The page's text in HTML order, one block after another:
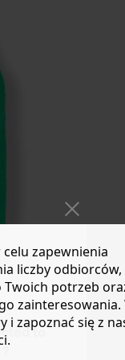
to
zapewnienia
liczby odbiorców,
Twoich potrzeb
zainteresowania.
i zapoznać się z